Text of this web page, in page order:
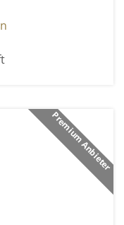
Premium Anbieter